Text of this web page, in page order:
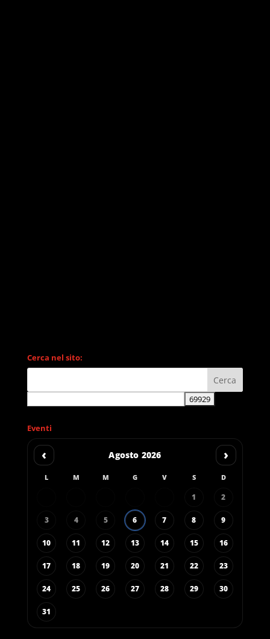
Cerca nel sito:
Eventi
‹ Agosto 2026 ›
L M M G V S D
1 2
3 4 5 6 7 8 9
10 11 12 13 14 15 16
17 18 19 20 21 22 23
24 25 26 27 28 29 30
31